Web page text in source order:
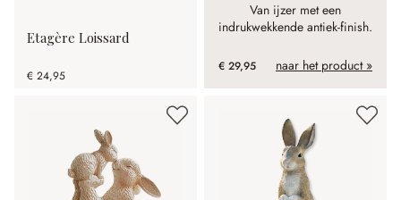
Etagère Loissard
€ 24,95
Van ijzer met een
indrukwekkende antiek-finish.
€ 29,95 naar het product »